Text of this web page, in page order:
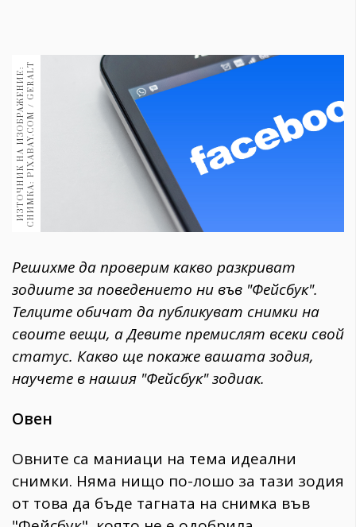
Книги
30+
Гурме 1710
Пътувай
237
Здраве
Gentlemen
382
Wellness
НИ
И
З
Т
О
Ч
Н
И
К
Н
А
И
З
О
Б
Р
А
Ж
Е
Н
И
Е
:
С
Н
И
М
К
А
:
P
I
X
A
B
A
Y
.
C
O
M
/
G
E
R
A
LT
Решихме да проверим какво разкриват
зодиите за поведението ни във "Фейсбук".
Телците обичат да публикуват снимки на
своите вещи, а Девите премислят всеки свой
статус. Каквo ще покаже вашата зодия,
научете в нашия "Фейсбук" зодиак.
Овен
Овните са маниаци на тема идеални
снимки. Няма нищо по-лошо за тази зодия
от това да бъде тагната на снимка във